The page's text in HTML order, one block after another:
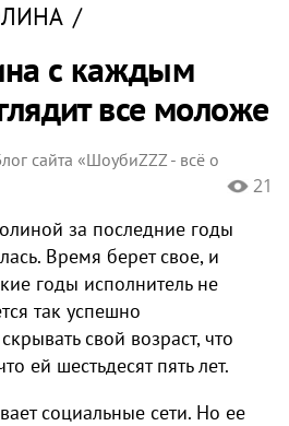
/
с каждым
все моложе
сайта «ШоубиZZZ - всё о
21
за последние годы
Время берет свое, и
годы исполнитель не
так успешно
свой возраст, что
ей шестьдесят пять лет.
социальные сети. Но ее